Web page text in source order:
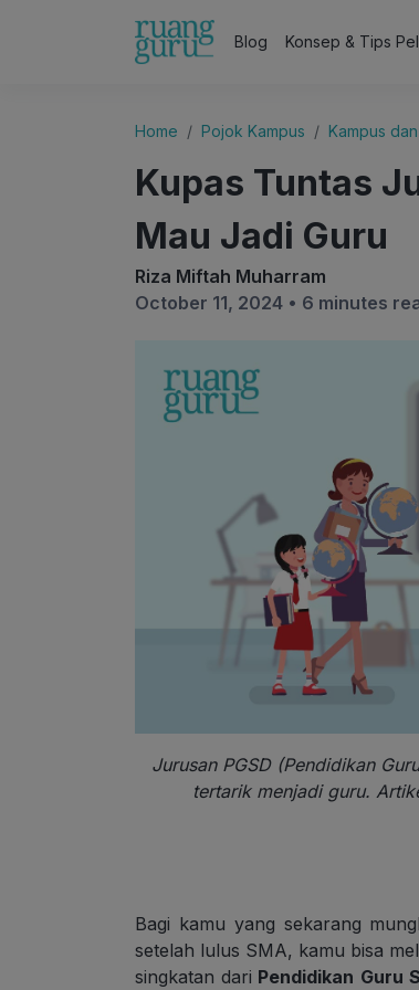
Blog Konsep & Tips
Home Pojok Kampus Kampus
Kupas Tuntas
Mau Jadi Guru
Riza Miftah Muharram
October 11, 2024 • 6 minutes
Jurusan PGSD (Pendidikan
tertarik menjadi guru.
Bagi kamu yang sekarang
setelah lulus SMA, kamu bisa
singkatan dari Pendidikan Guru